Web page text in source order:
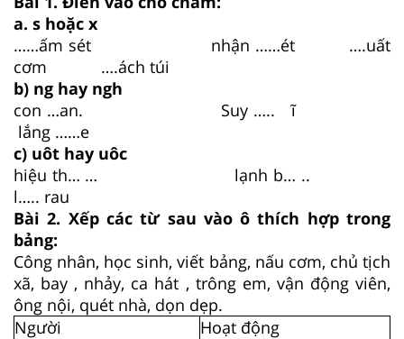
a. s hoặc x
……ấm sét nhận ……ét ….uất
cơm ….ách túi
b) ng hay ngh
con …an. Suy ….. ĩ
lắng ……e
c) uôt hay uôc
hiệu th… … lạnh b… ..
l….. rau
Bài 2. Xếp các từ sau vào ô thích hợp trong
bảng:
Công nhân, học sinh, viết bảng, nấu cơm, chủ tịch
xã, bay , nhảy, ca hát , trông em, vận động viên,
ông nội, quét nhà, dọn dẹp.
Người
Hoạt động